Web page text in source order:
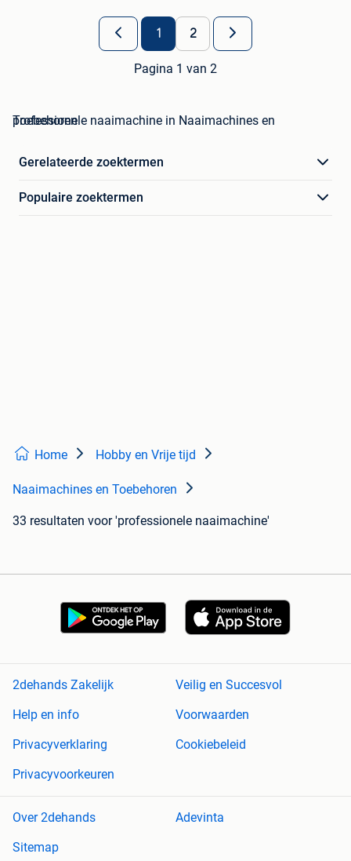
1 2
Pagina 1 van 2
professionele naaimachine in Naaimachines en Toebehoren
Gerelateerde zoektermen
Populaire zoektermen
Home Hobby en Vrije tijd
Naaimachines en Toebehoren
33 resultaten voor 'professionele naaimachine'
2dehands Zakelijk
Veilig en Succesvol
Help en info
Voorwaarden
Privacyverklaring
Cookiebeleid
Privacyvoorkeuren
Over 2dehands
Adevinta
Sitemap